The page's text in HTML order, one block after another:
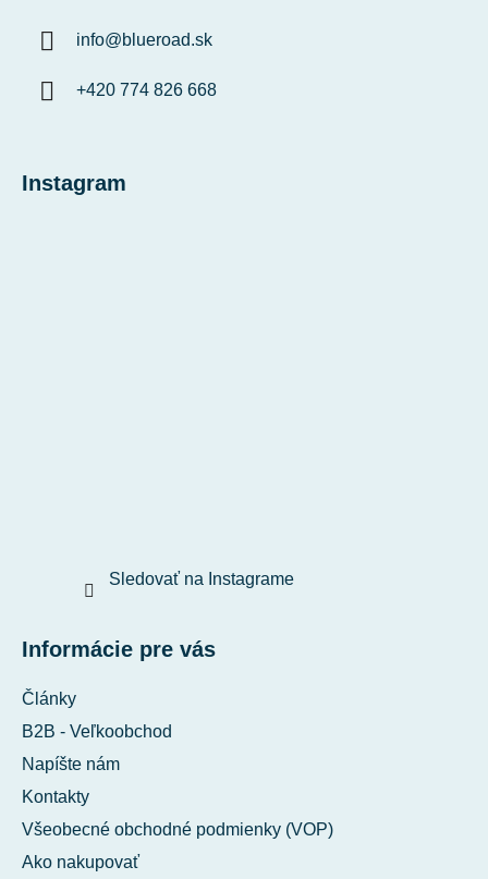
info@blueroad.sk
+420 774 826 668
Instagram
Sledovať na Instagrame
Informácie pre vás
Články
B2B - Veľkoobchod
Napíšte nám
Kontakty
Všeobecné obchodné podmienky (VOP)
Ako nakupovať